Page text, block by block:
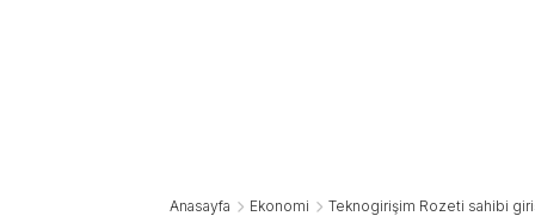
Anasayfa Ekonomi Teknogirişim Rozeti sahibi